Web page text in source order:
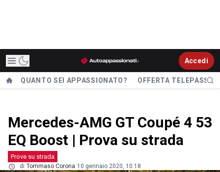
Accedi
QUANTO SEI APPASSIONATO? OFFERTA TELEPASS
Mercedes-AMG GT Coupé 4 53
EQ Boost | Prova su strada
Prove su strada
di Tommaso Corona 10 gennaio 2020, 10.18